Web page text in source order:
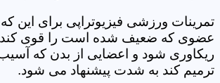
تمرینات ورزشی فیزیوتراپی برای این
عضوی که ضعیف شده است را قوی
ریکاوری شود و اعضایی از بدن که
ترمیم کند به شدت پیشنهاد می شود.